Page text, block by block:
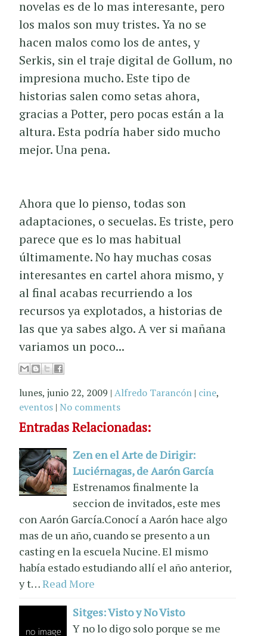
novelas es de lo mas interesante, pero
los malos son muy tristes. Ya no se
hacen malos como los de antes, y
Serkis, sin el traje digital de Gollum, no
impresiona mucho. Este tipo de
historias salen como setas ahora,
gracias a Potter, pero pocas están a la
altura. Esta podría haber sido mucho
mejor. Una pena.
Ahora que lo pienso, todas son
adaptaciones, o secuelas. Es triste, pero
parece que es lo mas habitual
últimamente. No hay muchas cosas
interesantes en cartel ahora mismo, y
al final acabas recurriendo a los
recursos ya explotados, a historias de
las que ya sabes algo. A ver si mañana
variamos un poco...
lunes, junio 22, 2009 |Alfredo Tarancón | cine,
eventos | No comments
Entradas Relacionadas:
Zen en el Arte de Dirigir:
Luciérnagas, de Aarón García
Estrenamos finalmente la
seccion de invitados, este mes
con Aarón García.Conocí a Aarón hace algo
mas de un año, cuando se presento a un
casting en la escuela Nucine. El mismo
había estado estudiando allí el año anterior,
y t…Read More
Sitges: Visto y No Visto
Y no lo digo solo porque se me